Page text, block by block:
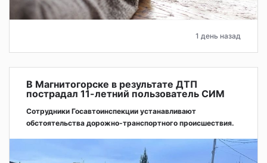
1 день назад
В Магнитогорске в результате ДТП
пострадал 11-летний пользователь СИМ
Сотрудники Госавтоинспекции устанавливают
обстоятельства дорожно-транспортного происшествия.